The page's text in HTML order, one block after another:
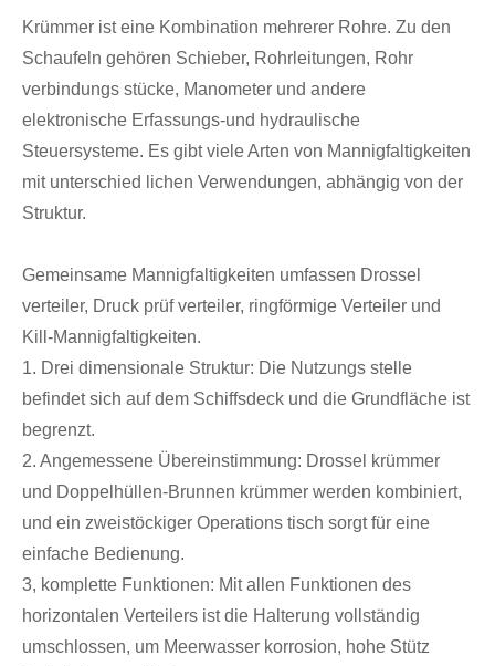
Krümmer ist eine Kombination mehrerer Rohre. Zu den
Schaufeln gehören Schieber, Rohrleitungen, Rohr
verbindungs stücke, Manometer und andere
elektronische Erfassungs-und hydraulische
Steuersysteme. Es gibt viele Arten von Mannigfaltigkeiten
mit unterschied lichen Verwendungen, abhängig von der
Struktur.
Gemeinsame Mannigfaltigkeiten umfassen Drossel
verteiler, Druck prüf verteiler, ringförmige Verteiler und
Kill-Mannigfaltigkeiten.
1. Drei dimensionale Struktur: Die Nutzungs stelle
befindet sich auf dem Schiffsdeck und die Grundfläche ist
begrenzt.
2. Angemessene Übereinstimmung: Drossel krümmer
und Doppelhüllen-Brunnen krümmer werden kombiniert,
und ein zweistöckiger Operations tisch sorgt für eine
einfache Bedienung.
3, komplette Funktionen: Mit allen Funktionen des
horizontalen Verteilers ist die Halterung vollständig
umschlossen, um Meerwasser korrosion, hohe Stütz